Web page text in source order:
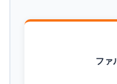
ファ